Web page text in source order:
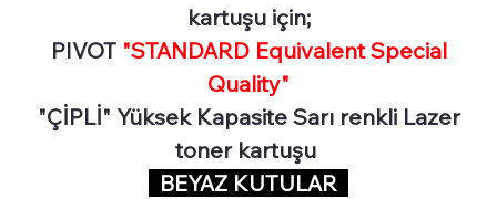
kartuşu için;
PIVOT "STANDARD Equivalent Special
Quality"
"ÇİPLİ" Yüksek Kapasite Sarı renkli Lazer
toner kartuşu
BEYAZ KUTULAR